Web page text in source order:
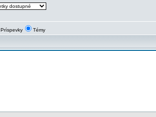
Príspevky Témy